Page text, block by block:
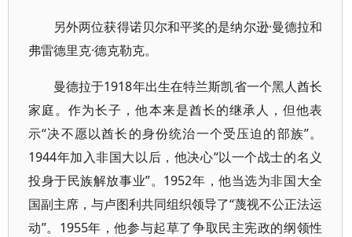
另外两位获得诺贝尔和平奖的是纳尔逊·曼德拉和
弗雷德里克·德克勒克。
曼德拉于1918年出生在特兰斯凯省一个黑人酋长
家庭。作为长子，他本来是酋长的继承人，但他表
示“决不愿以酋长的身份统治一个受压迫的部族”。
1944年加入非国大以后，他决心“以一个战士的名义
投身于民族解放事业”。1952年，他当选为非国大全
国副主席，与卢图利共同组织领导了“蔑视不公正法运
动”。1955年，他参与起草了争取民主宪政的纲领性